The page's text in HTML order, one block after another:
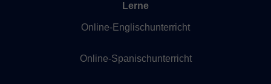
Lerne
Online-Englischunterricht
Online-Spanischunterricht